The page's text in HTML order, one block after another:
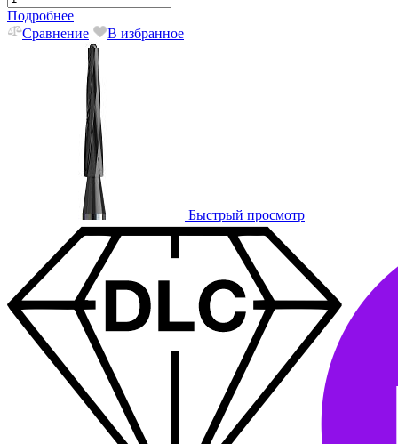
Подробнее
Сравнение
В избранное
Быстрый просмотр